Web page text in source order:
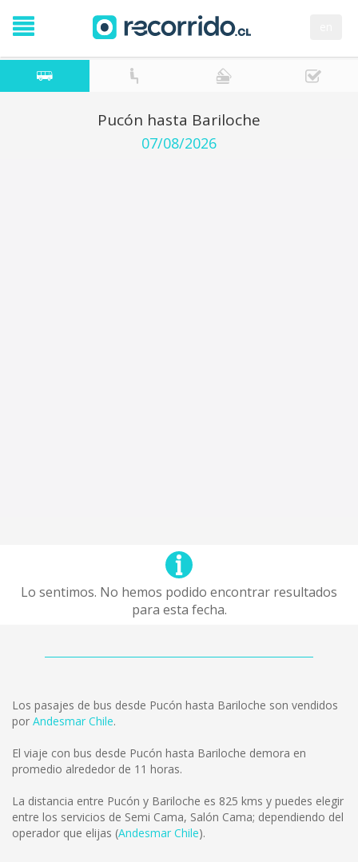
Pucón hasta Bariloche
07/08/2026
Lo sentimos. No hemos podido encontrar resultados
para esta fecha.
Los pasajes de bus desde Pucón hasta Bariloche son vendidos
por Andesmar Chile.
El viaje con bus desde Pucón hasta Bariloche demora en
promedio alrededor de 11 horas.
La distancia entre Pucón y Bariloche es 825 kms y puedes elegir
entre los servicios de Semi Cama, Salón Cama; dependiendo del
operador que elijas (Andesmar Chile).